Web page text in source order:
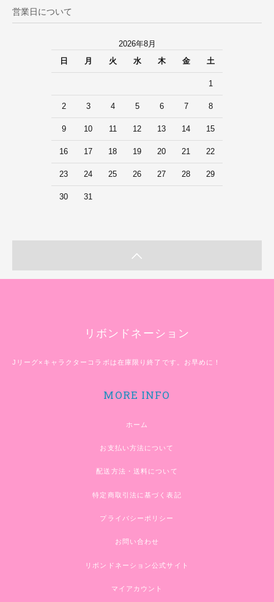
営業日について
2026年8月
日
月 火 水 木 金 土
1
2 3 4 5 6 7 8
9 10 11 12 13 14 15
16 17 18 19 20 21 22
23 24 25 26 27 28 29
30 31
リボンドネーション
Jリーグ×キャラクターコラボは在庫限り終了です。お早めに！
MORE INFO
ホーム
お支払い方法について
配送方法・送料について
特定商取引法に基づく表記
プライバシーポリシー
お問い合わせ
リボンドネーション公式サイト
マイアカウント